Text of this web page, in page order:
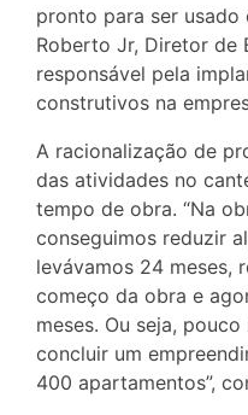
pronto para ser usado
Roberto Jr, Diretor de
responsável pela
construtivos na
A racionalização de
das atividades no
tempo de obra. “Na
conseguimos reduzir
levávamos 24 meses,
começo da obra e
meses. Ou seja,
concluir um
400 apartamentos”,